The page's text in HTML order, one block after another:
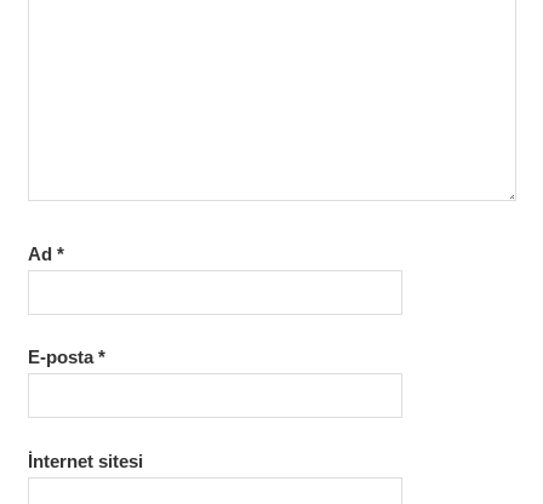
Ad *
E-posta*
İnternet sitesi